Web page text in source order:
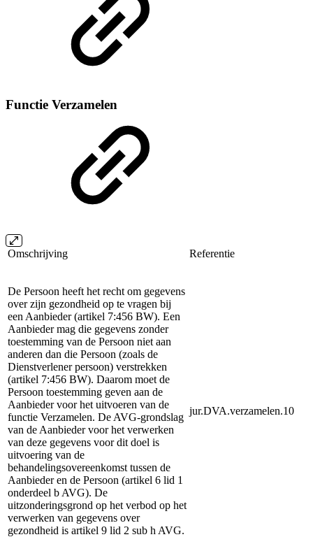
Functie Verzamelen
Omschrijving Referentie
De Persoon heeft het recht om gegevens
over zijn gezondheid op te vragen bij
een Aanbieder (artikel 7:456 BW). Een
Aanbieder mag die gegevens zonder
toestemming van de Persoon niet aan
anderen dan die Persoon (zoals de
Dienstverlener persoon) verstrekken
(artikel 7:456 BW). Daarom moet de
Persoon toestemming geven aan de
Aanbieder voor het uitvoeren van de
functie Verzamelen. De AVG-grondslag
van de Aanbieder voor het verwerken
van deze gegevens voor dit doel is
uitvoering van de
behandelingsovereenkomst tussen de
Aanbieder en de Persoon (artikel 6 lid 1
onderdeel b AVG). De
uitzonderingsgrond op het verbod op het
verwerken van gegevens over
gezondheid is artikel 9 lid 2 sub h AVG.
jur.DVA.verzamelen.10